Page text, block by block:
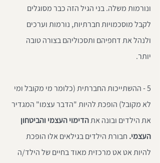
ונורמות משלה. בני הגיל הזה כבר מסוגלים
לקבל מוסכמויות חברתיות, נורמות וערכים
ולנהל את דחפיהם ותסכוליהם בצורה טובה
יותר.
5 - ההשתייכות החברתית (כלומר מי מקובל ומי
לא מקובל) הופכת להיות "הדבר עצמו" המגדיר
את הילדים ובונה את הדימוי העצמי והביטחון
העצמי. חבורת הילדים בגילאים אלו הופכת
להיות אט אט מרכזית מאוד בחיים של הילד/ה